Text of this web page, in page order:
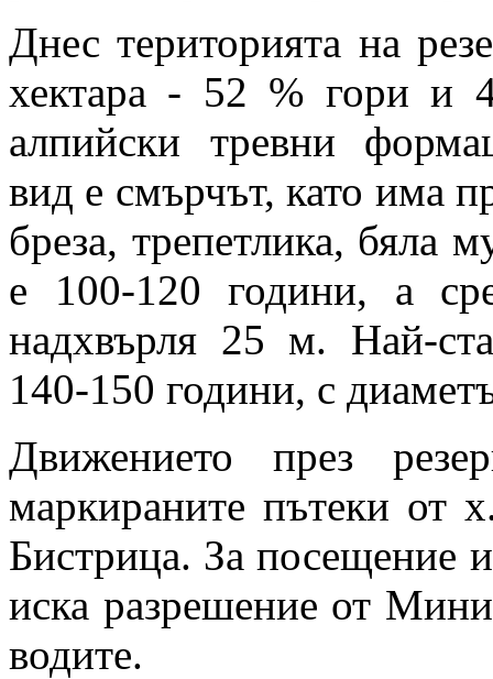
Днес територията на
хектара - 52 % гори и
алпийски тревни
вид е смърчът, като има
бреза, трепетлика, бяла
е 100-120 години, а
надхвърля 25 м. Най-
140-150 години, с
Движението през
маркираните пътеки от
Бистрица. За посещение
иска разрешение от
водите.